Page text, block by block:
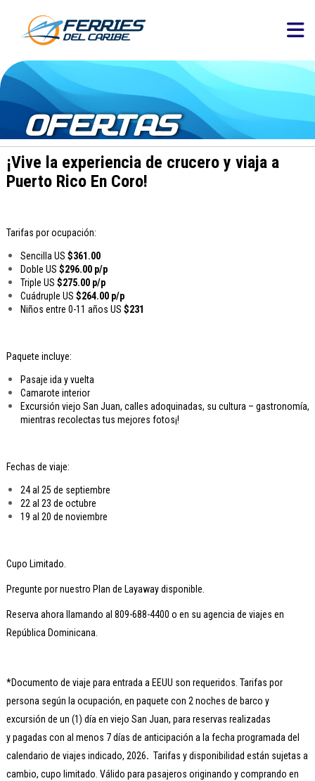
OFERTAS
¡Vive la experiencia de crucero y viaja a
Puerto Rico En Coro!
Tarifas por ocupación:
Sencilla US $361.00
Doble US $296.00 p/p
Triple US $275.00 p/p
Cuádruple US $264.00 p/p
Niños entre 0-11 años US $231
Paquete incluye:
Pasaje ida y vuelta
Camarote interior
Excursión viejo San Juan, calles adoquinadas, su cultura – gastronomía,
mientras recolectas tus mejores fotos¡!
Fechas de viaje:
24 al 25 de septiembre
22 al 23 de octubre
19 al 20 de noviembre
Cupo Limitado.
Pregunte por nuestro Plan de Layaway disponible.
Reserva ahora llamando al 809-688-4400 o en su agencia de viajes en
República Dominicana.
*Documento de viaje para entrada a EEUU son requeridos. Tarifas por
persona según la ocupación, en paquete con 2 noches de barco y
excursión de un (1) día en viejo San Juan, para reservas realizadas
y pagadas con al menos 7 días de anticipación a la fecha programada del
calendario de viajes indicado, 2026. Tarifas y disponibilidad están sujetas a
cambio, cupo limitado. Válido para pasajeros originando y comprando en